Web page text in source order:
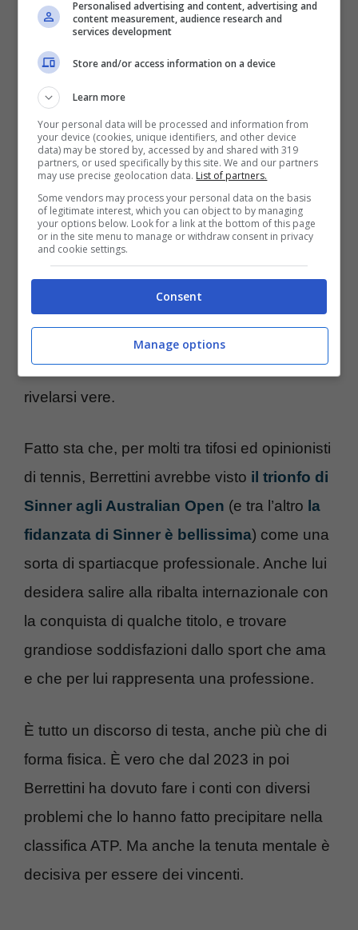
hanno undici anni di età con lei più grande di
lui,si sarebbero lasciati. O almeno si dice
che siano in forte crisi. Lei per il giorno di San
cioccolatino a forma di cuore.Quasi una
sorta di messaggio in codice.
Forse Berrettini ha voluto mettere la
carriera davanti a tutto
dell’amore. O forse i motivi di questa
presunta rottura sono altri, oppure ancora ci
potrebbero essere diverse motivazioni alla
base di tutto, se queste voci dovessero
rivelarsi vere.
Fatto sta che, per molti tra tifosi ed opinionisti
di tennis, Berrettini avrebbe visto il trionfo di
Sinner agli Australian Open (e tra l’altro la
fidanzata di Sinner è bellissima) come una
sorta di spartiacque professionale. Anche lui
desidera salire alla ribalta internazionale con
la conquista di qualche titolo, e trovare
grandiose soddisfazioni dallo sport che ama
e che per lui rappresenta una professione.
È tutto un discorso di testa, anche più che di
forma fisica. È vero che dal 2023 in poi
Berrettini ha dovuto fare i conti con diversi
problemi che lo hanno fatto precipitare nella
classifica ATP. Ma anche la tenuta mentale è
decisiva per essere dei vincenti.
Personalised advertising and content, advertising and
content measurement, audience research and
services development
Store and/or access information on a device
Learn more
Your personal data will be processed and information from
your device (cookies, unique identifiers, and other device
data) may be stored by, accessed by and shared with 319
partners, or used specifically by this site. We and our partners
may use precise geolocation data. List of partners.
Some vendors may process your personal data on the basis
of legitimate interest, which you can object to by managing
your options below. Look for a link at the bottom of this page
or in the site menu to manage or withdraw consent in privacy
and cookie settings.
Consent
Manage options